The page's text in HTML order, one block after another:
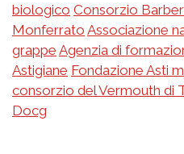
biologico Consorzio
Monferrato Associazione
grappe Agenzia di
Astigiane Fondazione Asti
consorzio del Vermouth di
Docg